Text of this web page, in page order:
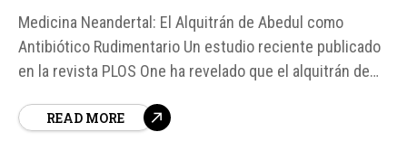
Medicina Neandertal: El Alquitrán de Abedul como
Antibiótico Rudimentario Un estudio reciente publicado
en la revista PLOS One ha revelado que el alquitrán de
pegamento para sus herramientas podría haber tenido
READ MORE